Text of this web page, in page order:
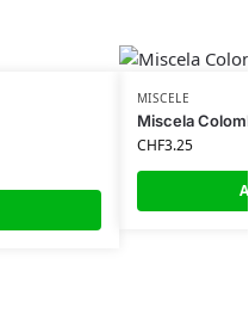
MISCELE
Miscela
CHF3.25